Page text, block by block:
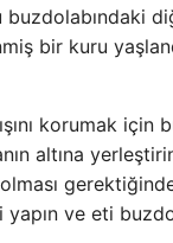
bir kuru
korumak
altına
ve eti